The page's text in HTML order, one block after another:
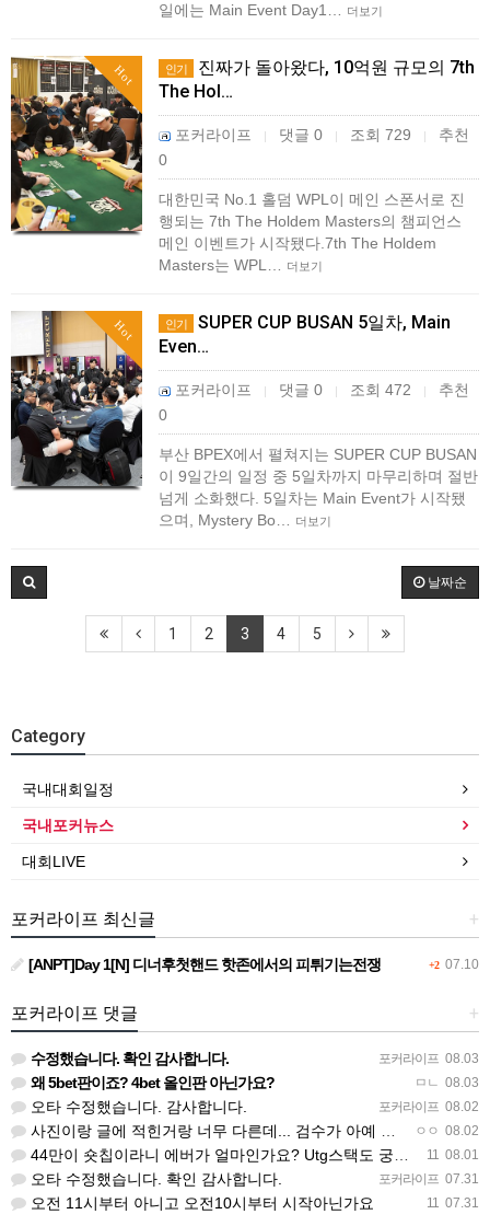
일에는 Main Event Day1…
더보기
Hot 인기
진짜가 돌아왔다, 10억원 규모의 7th
The Hol…
포커라이프 | 댓글 0 | 조회 729 |
추천
0
대한민국 No.1 홀덤 WPL이 메인 스폰서로 진
행되는 7th The Holdem Masters의 챔피언스
메인 이벤트가 시작됐다.7th The Holdem
Masters는 WPL…
더보기
Hot 인기
SUPER CUP BUSAN 5일차, Main
Even…
포커라이프 | 댓글 0 | 조회 472 |
추천
0
부산 BPEX에서 펼쳐지는 SUPER CUP BUSAN
이 9일간의 일정 중 5일차까지 마무리하며 절반
넘게 소화했다. 5일차는 Main Event가 시작됐
으며, Mystery Bo…
더보기
날짜순
1 2 3 4 5
Category
국내대회일정
국내포커뉴스
대회LIVE
+
포커라이프 최신글
+2 07.10
[ANPT]Day 1[N] 디너후첫핸드 핫존에서의 피튀기는전쟁
+
포커라이프 댓글
포커라이프 08.03
수정했습니다. 확인 감사합니다.
ㅁㄴ 08.03
왜 5bet판이죠? 4bet 올인판 아닌가요?
포커라이프 08.02
오타 수정했습니다. 감사합니다.
ㅇㅇ 08.02
사진이랑 글에 적힌거랑 너무 다른데... 검수가 아예 안되고 올라오나봐요
11 08.01
44만이 숏칩이라니 에버가 얼마인가요? Utg스택도 궁금하네요
포커라이프 07.31
오타 수정했습니다. 확인 감사합니다.
11 07.31
오전 11시부터 아니고 오전10시부터 시작아닌가요